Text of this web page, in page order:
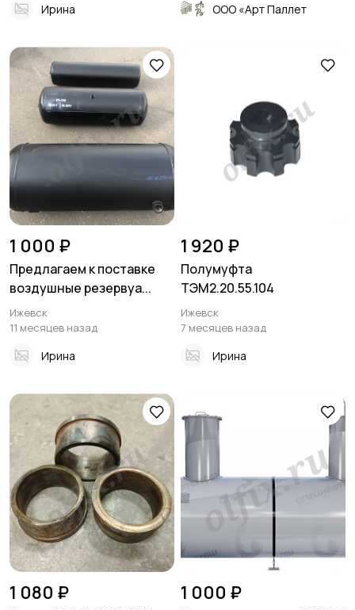
Ирина ООО «Арт Паллет
1 000 ₽
Предлагаем к поставке
воздушные резервуа...
Ижевск
11 месяцев назад
Ирина
1 920 ₽
Полумуфта
ТЭМ2.20.55.104
Ижевск
7 месяцев назад
Ирина
1 080 ₽ 1 000 ₽